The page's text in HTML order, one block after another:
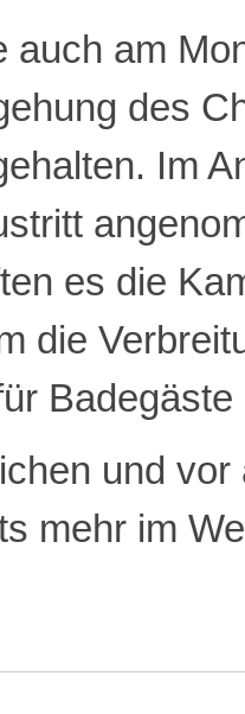
auch am
des
Im
es die
die
und
mehr im